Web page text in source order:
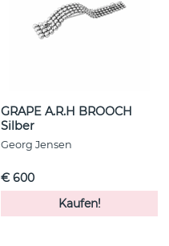
GRAPE A.R.H BROOCH
Silber
Georg Jensen
€ 600
Kaufen!